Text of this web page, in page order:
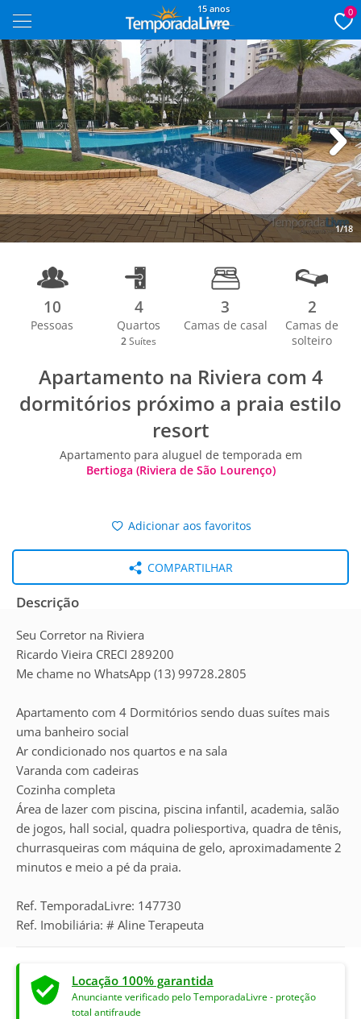
15 anos 0
1/18
Next
10
Pessoas
4
Quartos
2 Suítes
3
Camas de casal
2
Camas de
solteiro
Apartamento na Riviera com 4
dormitórios próximo a praia estilo
resort
Apartamento para aluguel de temporada em
Bertioga (Riviera de São Lourenço)
Adicionar aos favoritos
COMPARTILHAR
Descrição
Seu Corretor na Riviera
Ricardo Vieira CRECI 289200
Me chame no WhatsApp (13) 99728.2805
Apartamento com 4 Dormitórios sendo duas suítes mais
uma banheiro social
Ar condicionado nos quartos e na sala
Varanda com cadeiras
Cozinha completa
Área de lazer com piscina, piscina infantil, academia, salão
de jogos, hall social, quadra poliesportiva, quadra de tênis,
churrasqueiras com máquina de gelo, aproximadamente 2
minutos e meio a pé da praia.
Ref. TemporadaLivre: 147730
Ref. Imobiliária: # Aline Terapeuta
Locação 100% garantida
Anunciante verificado pelo TemporadaLivre - proteção
total antifraude